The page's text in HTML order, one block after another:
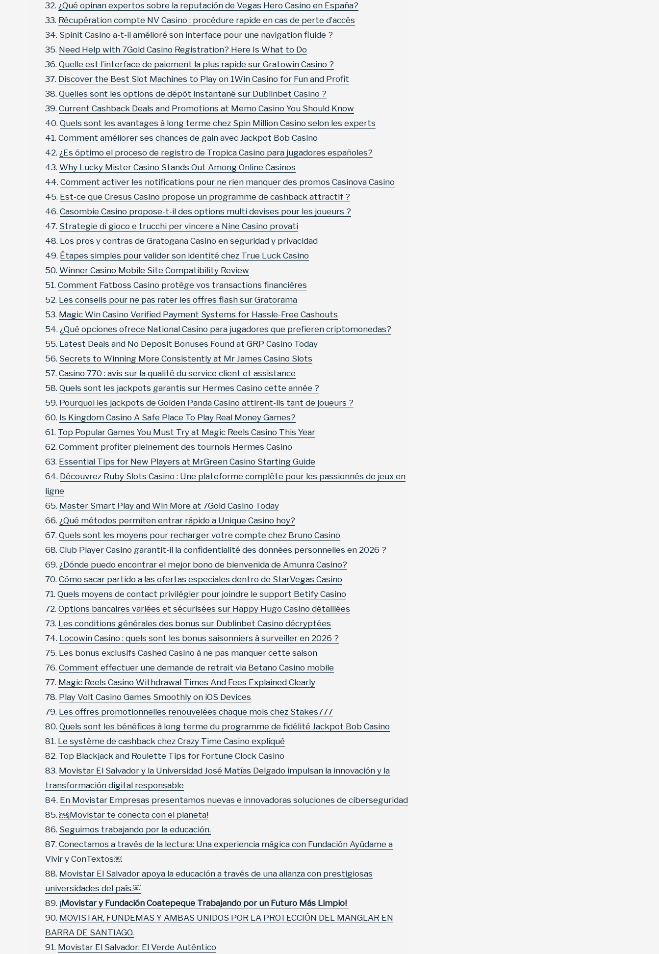
¿Qué opinan expertos sobre la reputación de Vegas Hero Casino en España?
Récupération compte NV Casino : procédure rapide en cas de perte d’accès
Spinit Casino a-t-il amélioré son interface pour une navigation fluide ?
Need Help with 7Gold Casino Registration? Here Is What to Do
Quelle est l’interface de paiement la plus rapide sur Gratowin Casino ?
Discover the Best Slot Machines to Play on 1Win Casino for Fun and Profit
Quelles sont les options de dépôt instantané sur Dublinbet Casino ?
Current Cashback Deals and Promotions at Memo Casino You Should Know
Quels sont les avantages à long terme chez Spin Million Casino selon les experts
Comment améliorer ses chances de gain avec Jackpot Bob Casino
¿Es óptimo el proceso de registro de Tropica Casino para jugadores españoles?
Why Lucky Mister Casino Stands Out Among Online Casinos
Comment activer les notifications pour ne rien manquer des promos Casinova Casino
Est-ce que Cresus Casino propose un programme de cashback attractif ?
Casombie Casino propose-t-il des options multi devises pour les joueurs ?
Strategie di gioco e trucchi per vincere a Nine Casino provati
Los pros y contras de Gratogana Casino en seguridad y privacidad
Étapes simples pour valider son identité chez True Luck Casino
Winner Casino Mobile Site Compatibility Review
Comment Fatboss Casino protège vos transactions financières
Les conseils pour ne pas rater les offres flash sur Gratorama
Magic Win Casino Verified Payment Systems for Hassle-Free Cashouts
¿Qué opciones ofrece National Casino para jugadores que prefieren criptomonedas?
Latest Deals and No Deposit Bonuses Found at GRP Casino Today
Secrets to Winning More Consistently at Mr James Casino Slots
Casino 770 : avis sur la qualité du service client et assistance
Quels sont les jackpots garantis sur Hermes Casino cette année ?
Pourquoi les jackpots de Golden Panda Casino attirent-ils tant de joueurs ?
Is Kingdom Casino A Safe Place To Play Real Money Games?
Top Popular Games You Must Try at Magic Reels Casino This Year
Comment profiter pleinement des tournois Hermes Casino
Essential Tips for New Players at MrGreen Casino Starting Guide
Découvrez Ruby Slots Casino : Une plateforme complète pour les passionnés de jeux en
ligne
Master Smart Play and Win More at 7Gold Casino Today
¿Qué métodos permiten entrar rápido a Unique Casino hoy?
Quels sont les moyens pour recharger votre compte chez Bruno Casino
Club Player Casino garantit-il la confidentialité des données personnelles en 2026 ?
¿Dónde puedo encontrar el mejor bono de bienvenida de Amunra Casino?
Cómo sacar partido a las ofertas especiales dentro de StarVegas Casino
Quels moyens de contact privilégier pour joindre le support Betify Casino
Options bancaires variées et sécurisées sur Happy Hugo Casino détaillées
Les conditions générales des bonus sur Dublinbet Casino décryptées
Locowin Casino : quels sont les bonus saisonniers à surveiller en 2026 ?
Les bonus exclusifs Cashed Casino à ne pas manquer cette saison
Comment effectuer une demande de retrait via Betano Casino mobile
Magic Reels Casino Withdrawal Times And Fees Explained Clearly
Play Volt Casino Games Smoothly on iOS Devices
Les offres promotionnelles renouvelées chaque mois chez Stakes777
Quels sont les bénéfices à long terme du programme de fidélité Jackpot Bob Casino
Le système de cashback chez Crazy Time Casino expliqué
Top Blackjack and Roulette Tips for Fortune Clock Casino
Movistar El Salvador y la Universidad José Matías Delgado impulsan la innovación y la
transformación digital responsable
En Movistar Empresas presentamos nuevas e innovadoras soluciones de ciberseguridad
￼¡Movistar te conecta con el planeta!
Seguimos trabajando por la educación.
Conectamos a través de la lectura: Una experiencia mágica con Fundación Ayúdame a
Vivir y ConTextos￼
Movistar El Salvador apoya la educación a través de una alianza con prestigiosas
universidades del país.￼
¡Movistar y Fundación Coatepeque Trabajando por un Futuro Más Limpio!
MOVISTAR, FUNDEMAS Y AMBAS UNIDOS POR LA PROTECCIÓN DEL MANGLAR EN
BARRA DE SANTIAGO.
Movistar El Salvador: El Verde Auténtico